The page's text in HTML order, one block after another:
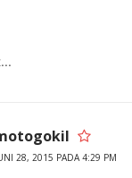
28, 2015 PADA 4:29 PM